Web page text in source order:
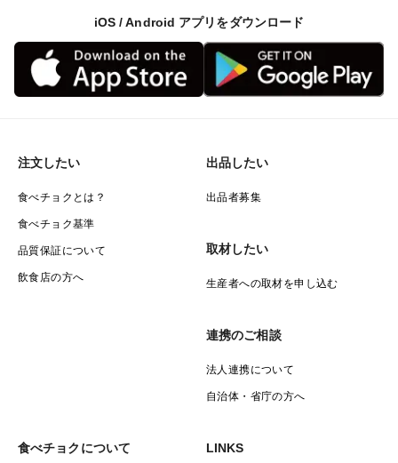
iOS / Android アプリをダウンロード
注文したい
食べチョクとは？
食べチョク基準
品質保証について
飲食店の方へ
出品したい
出品者募集
取材したい
生産者への取材を申し込む
連携のご相談
法人連携について
自治体・省庁の方へ
食べチョクについて LINKS